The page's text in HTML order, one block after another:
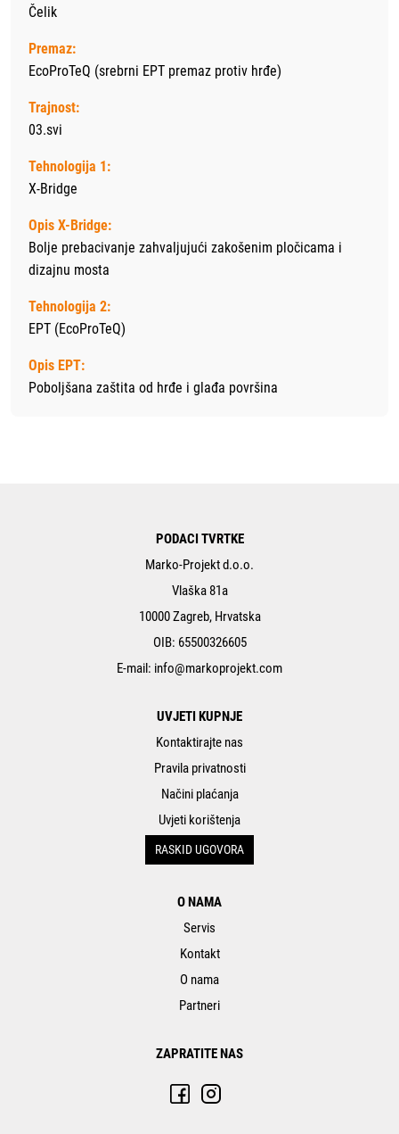
Čelik
Premaz:
EcoProTeQ (srebrni EPT premaz protiv hrđe)
Trajnost:
03.svi
Tehnologija 1:
X-Bridge
Opis X-Bridge:
Bolje prebacivanje zahvaljujući zakošenim pločicama i
dizajnu mosta
Tehnologija 2:
EPT (EcoProTeQ)
Opis EPT:
Poboljšana zaštita od hrđe i glađa površina
PODACI TVRTKE
Marko-Projekt d.o.o.
Vlaška 81a
10000 Zagreb, Hrvatska
OIB: 65500326605
E-mail: info@markoprojekt.com
UVJETI KUPNJE
Kontaktirajte nas
Pravila privatnosti
Načini plaćanja
Uvjeti korištenja
RASKID UGOVORA
O NAMA
Servis
Kontakt
O nama
Partneri
ZAPRATITE NAS